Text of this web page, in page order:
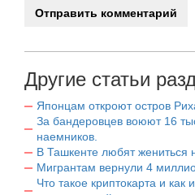
Другие статьи
Японцам откроют остров
За бандеровцев воюют 16
наемников.
В Ташкенте любят жениться
Мигрантам вернули 4
Что такое криптокарта и как